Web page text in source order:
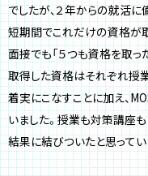
でしたが、２年からの就活に
短期間でこれだけの資格が
面接でも「５つも資格を取っ
取得した資格はそれぞれ授
着実にこなすことに加え、
いました。授業も対策講座も
結果に結びついたと思ってい